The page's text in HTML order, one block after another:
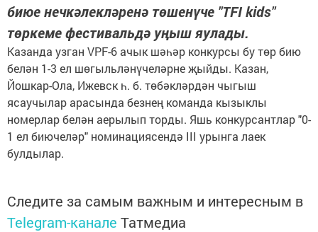
биюе нечкәлекләренә төшенүче "TFI kids"
төркеме фестивальдә уңыш яулады.
Казанда узган VPF-6 ачык шәһәр конкурсы бу төр бию
белән 1-3 ел шөгыльләнүчеләрне җыйды. Казан,
Йошкар-Ола, Ижевск һ. б. төбәкләрдән чыгыш
ясаучылар арасында безнең команда кызыклы
номерлар белән аерылып торды. Яшь конкурсантлар "0-
1 ел биючеләр" номинациясендә III урынга лаек
булдылар.
Следите за самым важным и интересным в
Telegram-канале Татмедиа